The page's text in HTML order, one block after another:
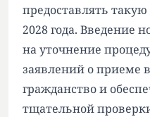
предоставлять
2028 года. Введение
на уточнение
заявлений о приеме
гражданство и
тщательной